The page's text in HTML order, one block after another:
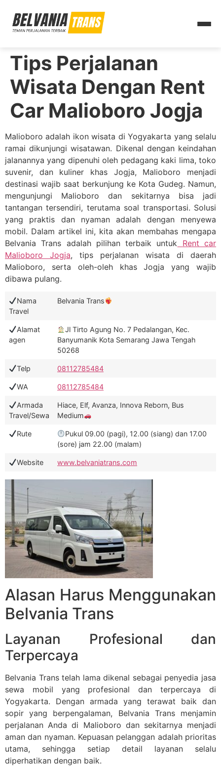
Tips Perjalanan
Wisata Dengan Rent
Car Malioboro Jogja
Malioboro adalah ikon wisata di Yogyakarta yang selalu
ramai dikunjungi wisatawan. Dikenal dengan keindahan
jalanannya yang dipenuhi oleh pedagang kaki lima, toko
suvenir, dan kuliner khas Jogja, Malioboro menjadi
destinasi wajib saat berkunjung ke Kota Gudeg. Namun,
mengunjungi Malioboro dan sekitarnya bisa jadi
tantangan tersendiri, terutama soal transportasi. Solusi
yang praktis dan nyaman adalah dengan menyewa
mobil. Dalam artikel ini, kita akan membahas mengapa
Belvania Trans adalah pilihan terbaik untuk Rent car
Malioboro Jogja, tips perjalanan wisata di daerah
Malioboro, serta oleh-oleh khas Jogja yang wajib
dibawa pulang.
Nama
Travel
Belvania Trans
Alamat
agen
Jl Tirto Agung No. 7 Pedalangan, Kec.
Banyumanik Kota Semarang Jawa Tengah
50268
Telp 08112785484
WA 08112785484
Armada
Travel/Sewa
Hiace, Elf, Avanza, Innova Reborn, Bus
Medium
Rute
Pukul 09.00 (pagi), 12.00 (siang) dan 17.00
(sore) jam 22.00 (malam)
Website www.belvaniatrans.com
Alasan Harus Menggunakan
Belvania Trans
Layanan Profesional dan
Terpercaya
Belvania Trans telah lama dikenal sebagai penyedia jasa
sewa mobil yang profesional dan terpercaya di
Yogyakarta. Dengan armada yang terawat baik dan
sopir yang berpengalaman, Belvania Trans menjamin
perjalanan Anda di Malioboro dan sekitarnya menjadi
aman dan nyaman. Kepuasan pelanggan adalah prioritas
utama, sehingga setiap detail layanan selalu
diperhatikan dengan baik.